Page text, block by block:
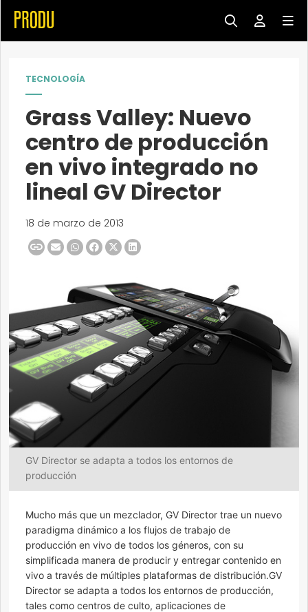
TECNOLOGÍA
Grass Valley: Nuevo
centro de producción
en vivo integrado no
lineal GV Director
18 de marzo de 2013
GV Director se adapta a todos los entornos de
producción
Mucho más que un mezclador, GV Director trae un nuevo
paradigma dinámico a los flujos de trabajo de
producción en vivo de todos los géneros, con su
simplificada manera de producir y entregar contenido en
vivo a través de múltiples plataformas de distribución.GV
Director se adapta a todos los entornos de producción,
tales como centros de culto, aplicaciones de